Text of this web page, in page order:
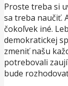
Proste treba si
sa treba naučiť.
čokoľvek iné.
demokratickej
zmeniť našu
potrebovali
bude